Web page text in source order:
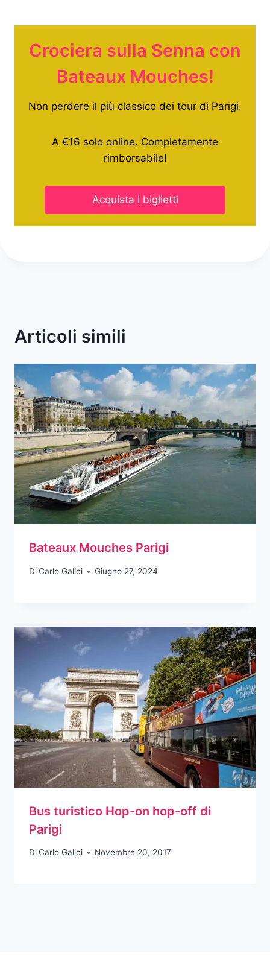
Crociera sulla Senna con
Bateaux Mouches!
Non perdere il più classico dei tour di Parigi.
A €16 solo online. Completamente
rimborsabile!
Acquista i biglietti
Articoli simili
Bateaux Mouches Parigi
DiCarlo Galici Giugno 27, 2024
Bus turistico Hop-on hop-off di
Parigi
DiCarlo Galici Novembre 20, 2017